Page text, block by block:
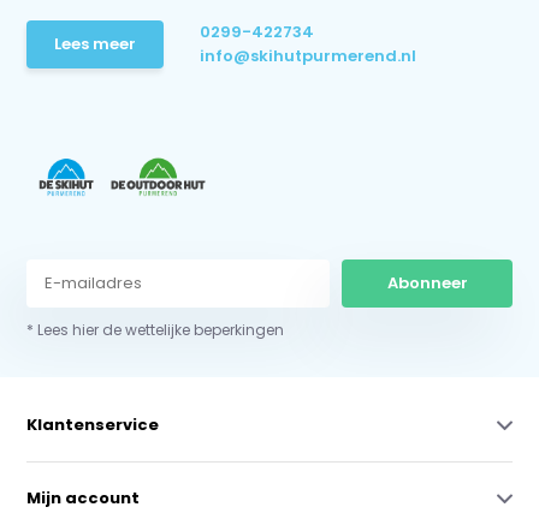
Lees meer
0299-422734
info@skihutpurmerend.nl
Abonneer
* Lees hier de wettelijke beperkingen
Klantenservice
Mijn account